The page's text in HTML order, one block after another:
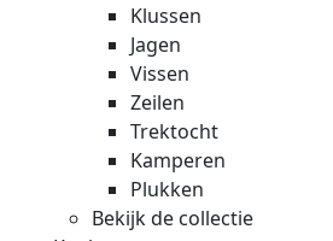
Klussen
Jagen
Vissen
Zeilen
Trektocht
Kamperen
Plukken
Bekijk de collectie